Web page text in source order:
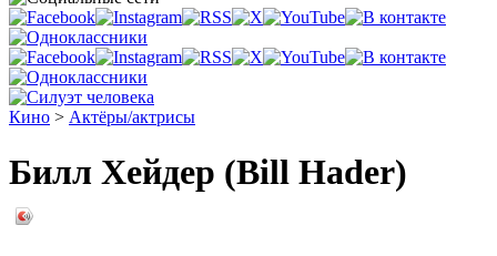
Кино > Актёры/актрисы
Билл Хейдер (Bill Hader)